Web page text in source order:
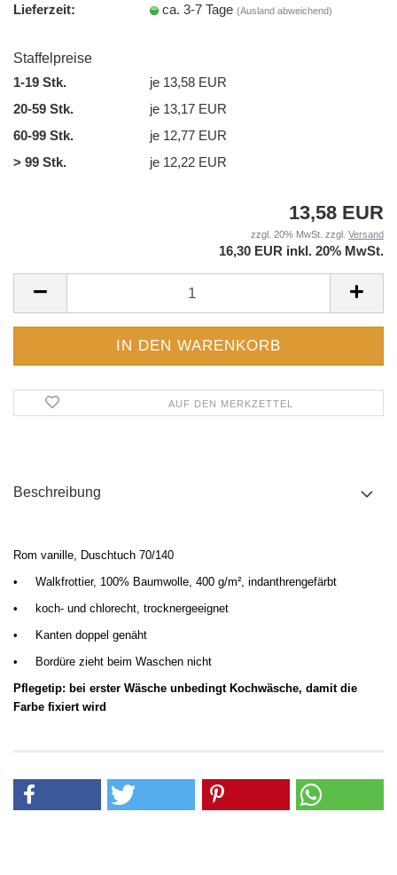
Lieferzeit:
ca. 3-7 Tage(Ausland abweichend)
Staffelpreise
1-19 Stk.
je 13,58 EUR
20-59 Stk.
je 13,17 EUR
60-99 Stk.
je 12,77 EUR
> 99 Stk.
je 12,22 EUR
13,58 EUR
zzgl. 20% MwSt. zzgl. Versand
16,30 EUR inkl. 20% MwSt.
AUF DEN MERKZETTEL
Beschreibung
Rom vanille, Duschtuch 70/140
•
Walkfrottier, 100% Baumwolle, 400 g/m², indanthrengefärbt
•
koch- und chlorecht, trocknergeeignet
•
Kanten doppel genäht
•
Bordüre zieht beim Waschen nicht
Pflegetip: bei erster Wäsche unbedingt Kochwäsche, damit die
Farbe fixiert wird